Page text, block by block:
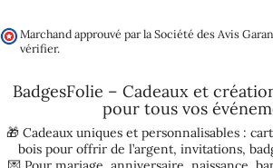
Marchand approuvé par la Société des Avis
vérifier.
BadgesFolie – Cadeaux et
pour tous vos
🎁 Cadeaux uniques et personnalisables :
bois pour offrir de l’argent, invitations,